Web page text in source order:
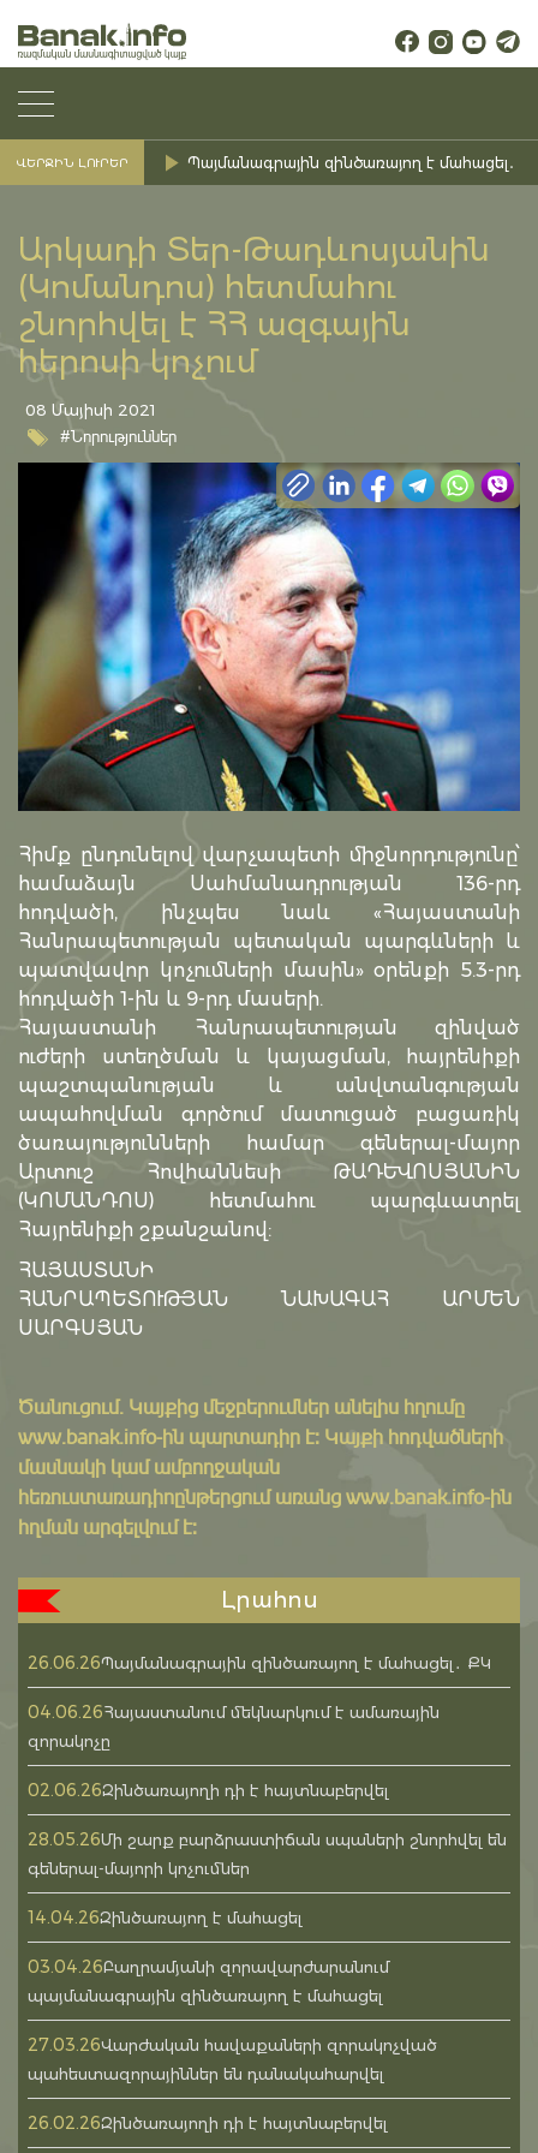
ՎԵՐՋԻՆ ԼՈՒՐԵՐ Պայմանագրային զինծառայող է մահացել․
Արկադի Տեր-Թադևոսյանին
(Կոմանդոս) հետմահու
շնորհվել է ՀՀ ազգային
հերոսի կոչում
08 Մայիսի 2021
#Նորություններ
Հիմք ընդունելով վարչապետի միջնորդությունը՝
համաձայն Սահմանադրության 136-րդ
հոդվածի, ինչպես նաև «Հայաստանի
Հանրապետության պետական պարգևների և
պատվավոր կոչումների մասին» օրենքի 5.3-րդ
հոդվածի 1-ին և 9-րդ մասերի.
Հայաստանի Հանրապետության զինված
ուժերի ստեղծման և կայացման, հայրենիքի
պաշտպանության և անվտանգության
ապահովման գործում մատուցած բացառիկ
ծառայությունների համար գեներալ-մայոր
Արտուշ Հովհաննեսի ԹԱԴԵՎՈՍՅԱՆԻՆ
(ԿՈՄԱՆԴՈՍ) հետմահու պարգևատրել
Հայրենիքի շքանշանով:
ՀԱՅԱՍՏԱՆԻ
ՀԱՆՐԱՊԵՏՈՒԹՅԱՆ ՆԱԽԱԳԱՀ ԱՐՄԵՆ
ՍԱՐԳՍՅԱՆ
Ծանուցում․ Կայքից մեջբերումներ անելիս հղումը
www.banak.info-ին պարտադիր է: Կայքի հոդվածների
մասնակի կամ ամբողջական
հեռուստառադիոընթերցում առանց www.banak.info-ին
հղման արգելվում է:
Լրահոս
26.06.26Պայմանագրային զինծառայող է մահացել․ ՔԿ
04.06.26Հայաստանում մեկնարկում է ամառային
զորակոչը
02.06.26Զինծառայողի դի է հայտնաբերվել
28.05.26Մի շարք բարձրաստիճան սպաների շնորհվել են
գեներալ-մայորի կոչումներ
14.04.26Զինծառայող է մահացել
03.04.26Բաղրամյանի զորավարժարանում
պայմանագրային զինծառայող է մահացել
27.03.26Վարժական հավաքաների զորակոչված
պահեստազորայիններ են դանակահարվել
26.02.26Զինծառայողի դի է հայտնաբերվել